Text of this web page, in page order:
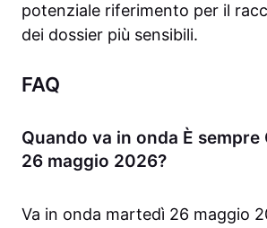
potenziale riferimento per il
dei dossier più sensibili.
FAQ
Quando va in onda È
26 maggio 2026?
Va in onda martedì 26 maggio